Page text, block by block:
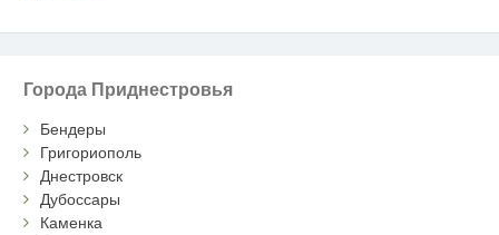
Города Приднестровья
Бендеры
Григориополь
Днестровск
Дубоссары
Каменка